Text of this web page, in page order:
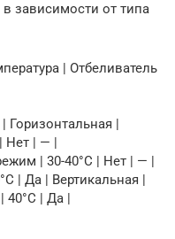
зависимости от типа
| Отбеливатель
Горизонтальная |
Нет | — |
| 30-40°C | Нет | — |
| Да | Вертикальная |
40°C | Да |